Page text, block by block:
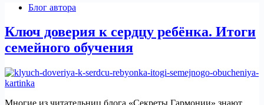
Блог автора
Ключ доверия к сердцу ребёнка. Итоги
семейного обучения